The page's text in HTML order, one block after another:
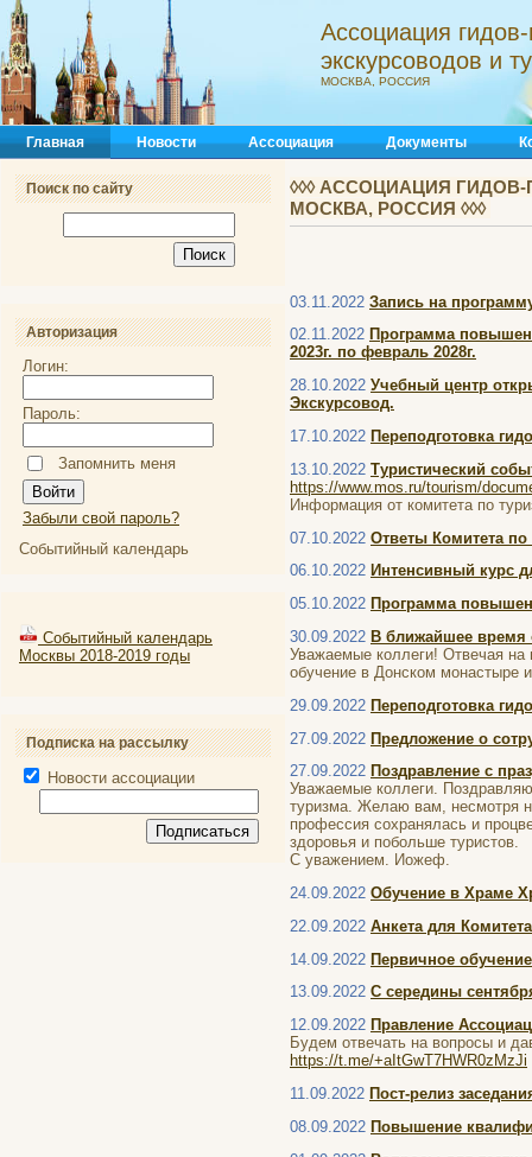
Ассоциация
экскурсоводов и
МОСКВА, РОССИЯ
Главная Новости Ассоциация Документы
Поиск по сайту
Авторизация
Логин:
Пароль:
Запомнить меня
Забыли свой пароль?
Событийный календарь
Событийный календарь
Москвы 2018-2019 годы
Подписка на рассылку
Новости ассоциации
◊◊◊ АССОЦИАЦИЯ
МОСКВА, РОССИЯ ◊◊◊
03.11.2022 Запись на
02.11.2022 Программа
2023г. по февраль 2028г.
28.10.2022 Учебный центр
Экскурсовод.
17.10.2022 Переподготовка
13.10.2022 Туристический
https://www.mos.ru/tourism/
Информация от комитета по
07.10.2022 Ответы Комитета
06.10.2022 Интенсивный курс
05.10.2022 Программа
30.09.2022 В ближайшее время
Уважаемые коллеги! Отвечая на
обучение в Донском монастыре
29.09.2022 Переподготовка
27.09.2022 Предложение о
27.09.2022 Поздравление с
Уважаемые коллеги.
туризма. Желаю вам, несмотря
профессия сохранялась и
здоровья и побольше туристов.
С уважением. Иожеф.
24.09.2022 Обучение в Храме
22.09.2022 Анкета для
14.09.2022 Первичное
13.09.2022 С середины
12.09.2022 Правление
Будем отвечать на вопросы и
https://t.me/+aItGwT7HWR0zMzJi
11.09.2022 Пост-релиз
08.09.2022 Повышение